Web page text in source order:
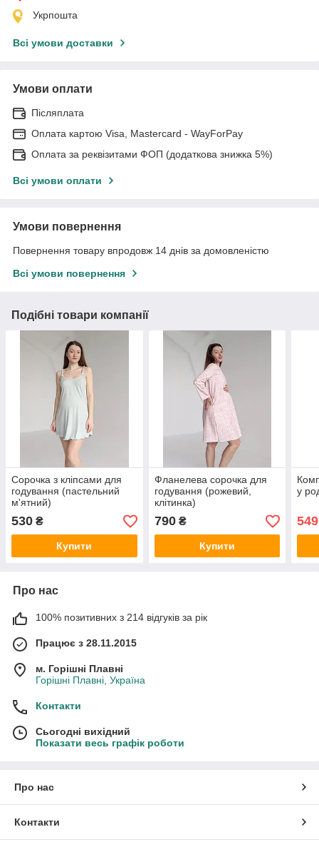
Укрпошта
Всі умови доставки
Умови оплати
Післяплата
Оплата картою Visa, Mastercard - WayForPay
Оплата за реквізитами ФОП (додаткова знижка 5%)
Всі умови оплати
Умови повернення
Повернення товару впродовж 14 днів за домовленістю
Всі умови повернення
Подібні товари компанії
Сорочка з кліпсами для
годування (пастельний
м'ятний)
530 ₴
Купити
Фланелева сорочка для
годування (рожевий,
клітинка)
790₴
Купити
у
549
Про нас
100% позитивних з 214 відгуків за рік
Працює з 28.11.2015
м. Горішні Плавні
Горішні Плавні, Україна
Контакти
Сьогодні вихідний
Показати весь графік роботи
Про нас
Контакти